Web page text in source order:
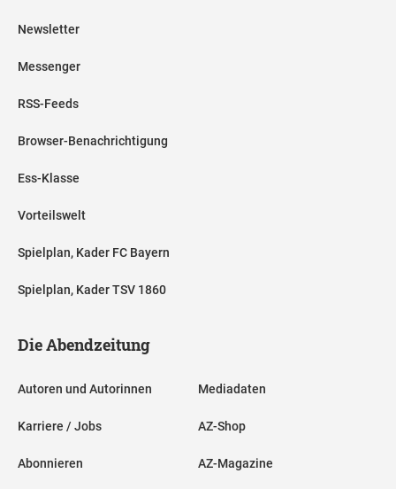
Newsletter
Messenger
RSS-Feeds
Browser-Benachrichtigung
Ess-Klasse
Vorteilswelt
Spielplan, Kader FC Bayern
Spielplan, Kader TSV 1860
Die Abendzeitung
Autoren und Autorinnen
Karriere / Jobs
Abonnieren
Mediadaten
AZ-Shop
AZ-Magazine